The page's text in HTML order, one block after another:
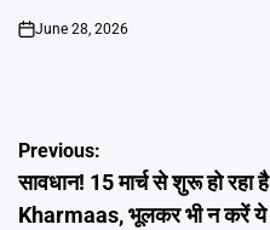
on
June 28, 2026
Post
navigation
Previous:
सावधान! 15 मार्च से शुरू हो रहा है
Kharmaas, भूलकर भी न करें ये